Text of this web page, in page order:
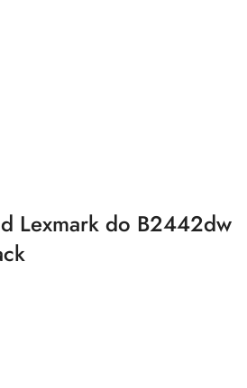
Lexmark do B2442dw